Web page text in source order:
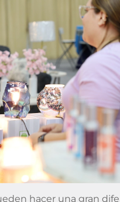
hacer una gran